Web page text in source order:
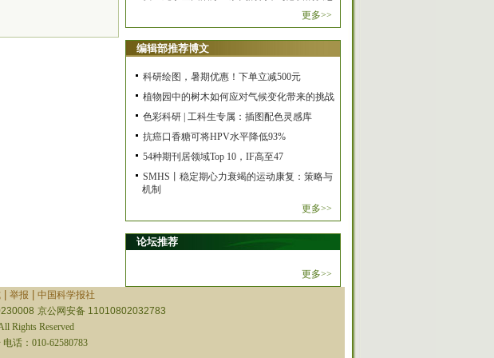
更多>>
编辑部推荐博文
科研绘图，暑期优惠！下单立减500元
植物园中的树木如何应对气候变化带来的挑战
色彩科研 | 工科生专属：插图配色灵感库
抗癌口香糖可将HPV水平降低93%
54种期刊居领域Top 10，IF高至47
SMHS丨稳定期心力衰竭的运动康复：策略与
机制
更多>>
论坛推荐
更多>>
| 举报
中国科学报社
京公网安备 11010802032783
Rights Reserved
话：010-62580783